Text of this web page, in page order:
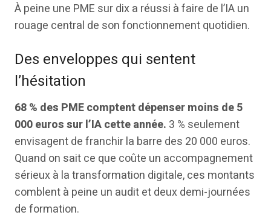
À peine une PME sur dix a réussi à faire de l’IA un
rouage central de son fonctionnement quotidien.
Des enveloppes qui sentent
l’hésitation
68 % des PME comptent dépenser moins de 5
000 euros sur l’IA cette année. 3 % seulement
envisagent de franchir la barre des 20 000 euros.
Quand on sait ce que coûte un accompagnement
sérieux à la transformation digitale, ces montants
comblent à peine un audit et deux demi-journées
de formation.